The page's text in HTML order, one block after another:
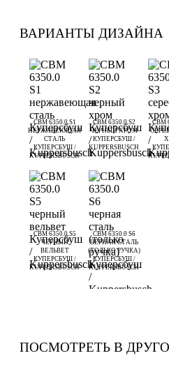
ВАРИАНТЫ ДИЗАЙНА
CBM 6350.0 S1
НЕРЖАВЕЮЩАЯ
СТАЛЬ
КУПЕРСБУШ /
KUPPERSBUSCH
CBM 6350.0 S2
ЧЕРНЫЙ ХРОМ
КУПЕРСБУШ /
KUPPERSBUSCH
CBM
CBM 6350.0 S5
ЧЕРНЫЙ
ВЕЛЬВЕТ
КУПЕРСБУШ /
KUPPERSBUSCH
CBM 6350.0 S6
ЧЕРНАЯ СТАЛЬ
(ТОЛЬКО РУЧКА)
КУПЕРСБУШ /
KUPPERSBUSCH
ПОСМОТРЕТЬ В